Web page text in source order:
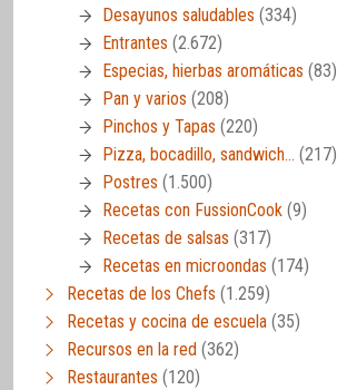
Desayunos saludables (334)
Entrantes (2.672)
Especias, hierbas aromáticas (83)
Pan y varios (208)
Pinchos y Tapas (220)
Pizza, bocadillo, sandwich… (217)
Postres (1.500)
Recetas con FussionCook (9)
Recetas de salsas (317)
Recetas en microondas (174)
Recetas de los Chefs (1.259)
Recetas y cocina de escuela (35)
Recursos en la red (362)
Restaurantes (120)